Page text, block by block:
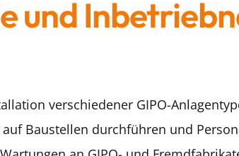
und
verschiedener GIPO-
Baustellen durchführen und